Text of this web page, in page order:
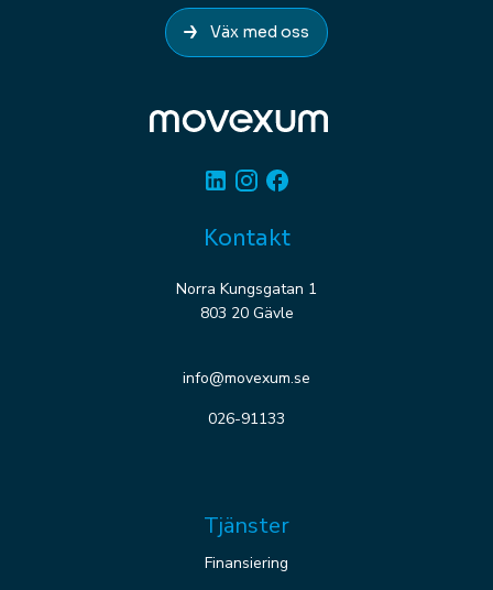
Väx med oss
LinkedinInstagram
Kontakt
Norra Kungsgatan 1
803 20 Gävle
info@movexum.se
026-91133
Tjänster
Finansiering